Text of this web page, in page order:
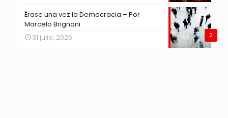
2
Érase una vez la Democracia – Por
Marcelo Brignoni
31 julio, 2026